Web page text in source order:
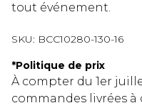
tout événement.
SKU: BCC10280-130-16
*Politique de prix
À compter du 1er
commandes livrées à